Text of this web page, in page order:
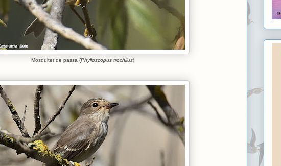
Mosquiter de passa (Phylloscopus trochilus)